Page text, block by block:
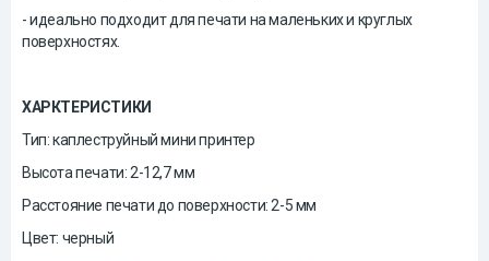
- идеально подходит для печати на маленьких и круглых
поверхностях.
ХАРКТЕРИСТИКИ
Тип: каплеструйный мини принтер
Высота печати: 2-12,7 мм
Расстояние печати до поверхности: 2-5 мм
Цвет: черный